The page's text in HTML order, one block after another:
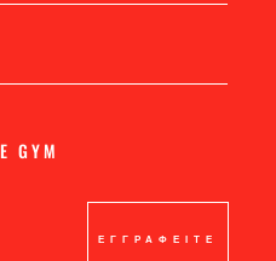
GYM
ΕΓΓΡΑΦΕΙΤΕ